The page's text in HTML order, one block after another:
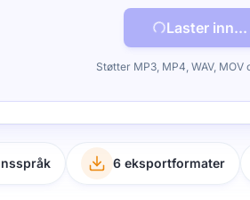
Laster inn...
Støtter MP3, MP4, WAV, MOV
6 eksportformater